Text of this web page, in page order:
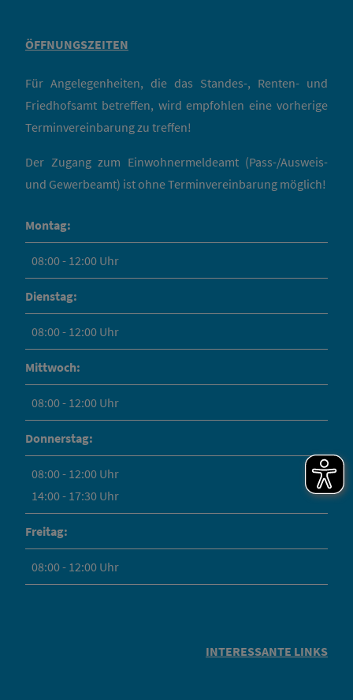
ÖFFNUNGSZEITEN
Für Angelegenheiten, die das Standes-, Renten- und
Friedhofsamt betreffen, wird empfohlen eine vorherige
Terminvereinbarung zu treffen!
Der Zugang zum Einwohnermeldeamt (Pass-/Ausweis-
und Gewerbeamt) ist ohne Terminvereinbarung möglich!
Montag:
08:00 - 12:00 Uhr
Dienstag:
08:00 - 12:00 Uhr
Mittwoch:
08:00 - 12:00 Uhr
Donnerstag:
08:00 - 12:00 Uhr
14:00 - 17:30 Uhr
Freitag:
08:00 - 12:00 Uhr
INTERESSANTE LINKS